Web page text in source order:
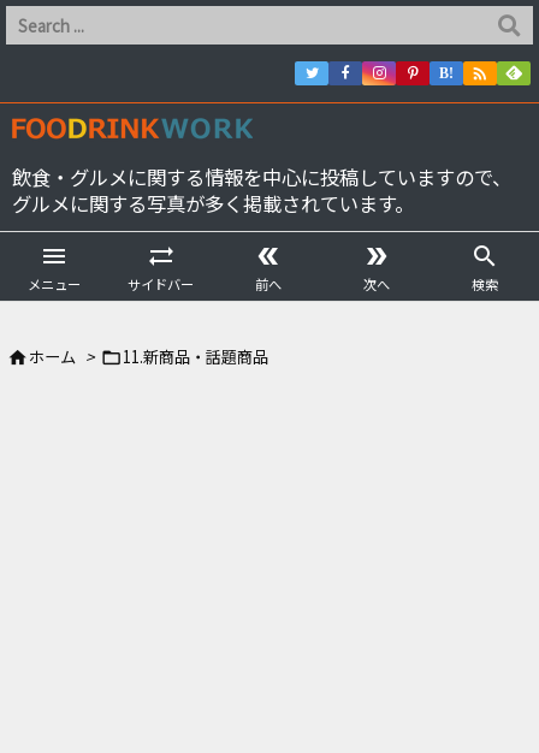
飲食・グルメに関する情報を中心に投稿していますので、
グルメに関する写真が多く掲載されています。

メニュー

サイドバー

前へ

次へ

検索
B! 
ホーム > 11.新商品・話題商品